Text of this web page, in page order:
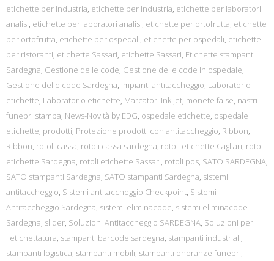
etichette per industria, etichette per industria, etichette per laboratori
analisi, etichette per laboratori analisi, etichette per ortofrutta, etichette
per ortofrutta, etichette per ospedali, etichette per ospedali, etichette
per ristoranti, etichette Sassari, etichette Sassari, Etichette stampanti
Sardegna, Gestione delle code, Gestione delle code in ospedale,
Gestione delle code Sardegna, impianti antitaccheggio, Laboratorio
etichette, Laboratorio etichette, Marcatori Ink Jet, monete false, nastri
funebri stampa, News-Novità by EDG, ospedale etichette, ospedale
etichette, prodotti, Protezione prodotti con antitaccheggio, Ribbon,
Ribbon, rotoli cassa, rotoli cassa sardegna, rotoli etichette Cagliari, rotoli
etichette Sardegna, rotoli etichette Sassari, rotoli pos, SATO SARDEGNA,
SATO stampanti Sardegna, SATO stampanti Sardegna, sistemi
antitaccheggio, Sistemi antitaccheggio Checkpoint, Sistemi
Antitaccheggio Sardegna, sistemi eliminacode, sistemi eliminacode
Sardegna, slider, Soluzioni Antitaccheggio SARDEGNA, Soluzioni per
l'etichettatura, stampanti barcode sardegna, stampanti industriali,
stampanti logistica, stampanti mobili, stampanti onoranze funebri,